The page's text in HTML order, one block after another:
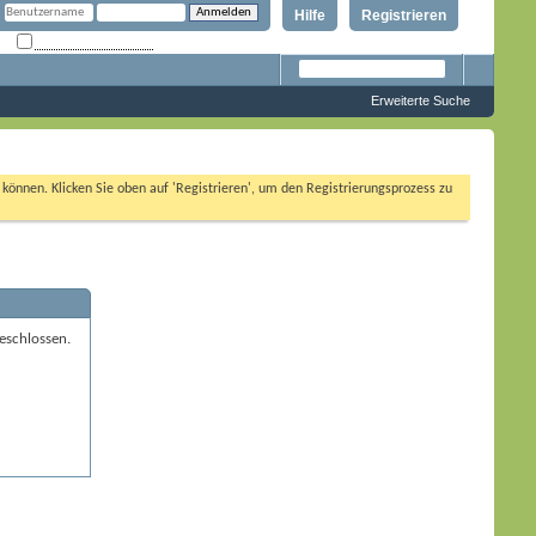
Registrieren
Hilfe
Erweiterte Suche
Klicken Sie oben auf 'Registrieren', um den Registrierungsprozess zu